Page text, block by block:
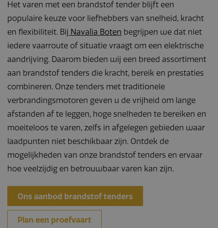
Het varen met een brandstof tender blijft een
populaire keuze voor liefhebbers van snelheid, kracht
en flexibiliteit. Bij Navalia Boten begrijpen we dat niet
iedere vaarroute of situatie vraagt om een elektrische
aandrijving. Daarom bieden wij een breed assortiment
aan brandstof tenders die kracht, bereik en prestaties
combineren. Onze tenders met traditionele
verbrandingsmotoren geven u de vrijheid om lange
afstanden af te leggen, hoge snelheden te bereiken en
moeiteloos te varen, zelfs in afgelegen gebieden waar
laadpunten niet beschikbaar zijn. Ontdek de
mogelijkheden van onze brandstof tenders en ervaar
hoe veelzijdig en betrouwbaar varen kan zijn.
Ons aanbod brandstof tenders
Plan een proefvaart